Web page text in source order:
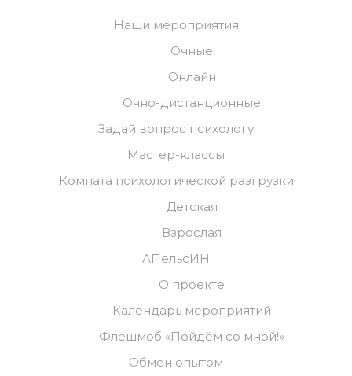
Наши мероприятия
Очные
Онлайн
Очно-дистанционные
Задай вопрос психологу
Мастер-классы
Комната психологической разгрузки
Детская
Взрослая
АПельсИН
О проекте
Календарь мероприятий
Флешмоб «Пойдём со мной!»
Обмен опытом